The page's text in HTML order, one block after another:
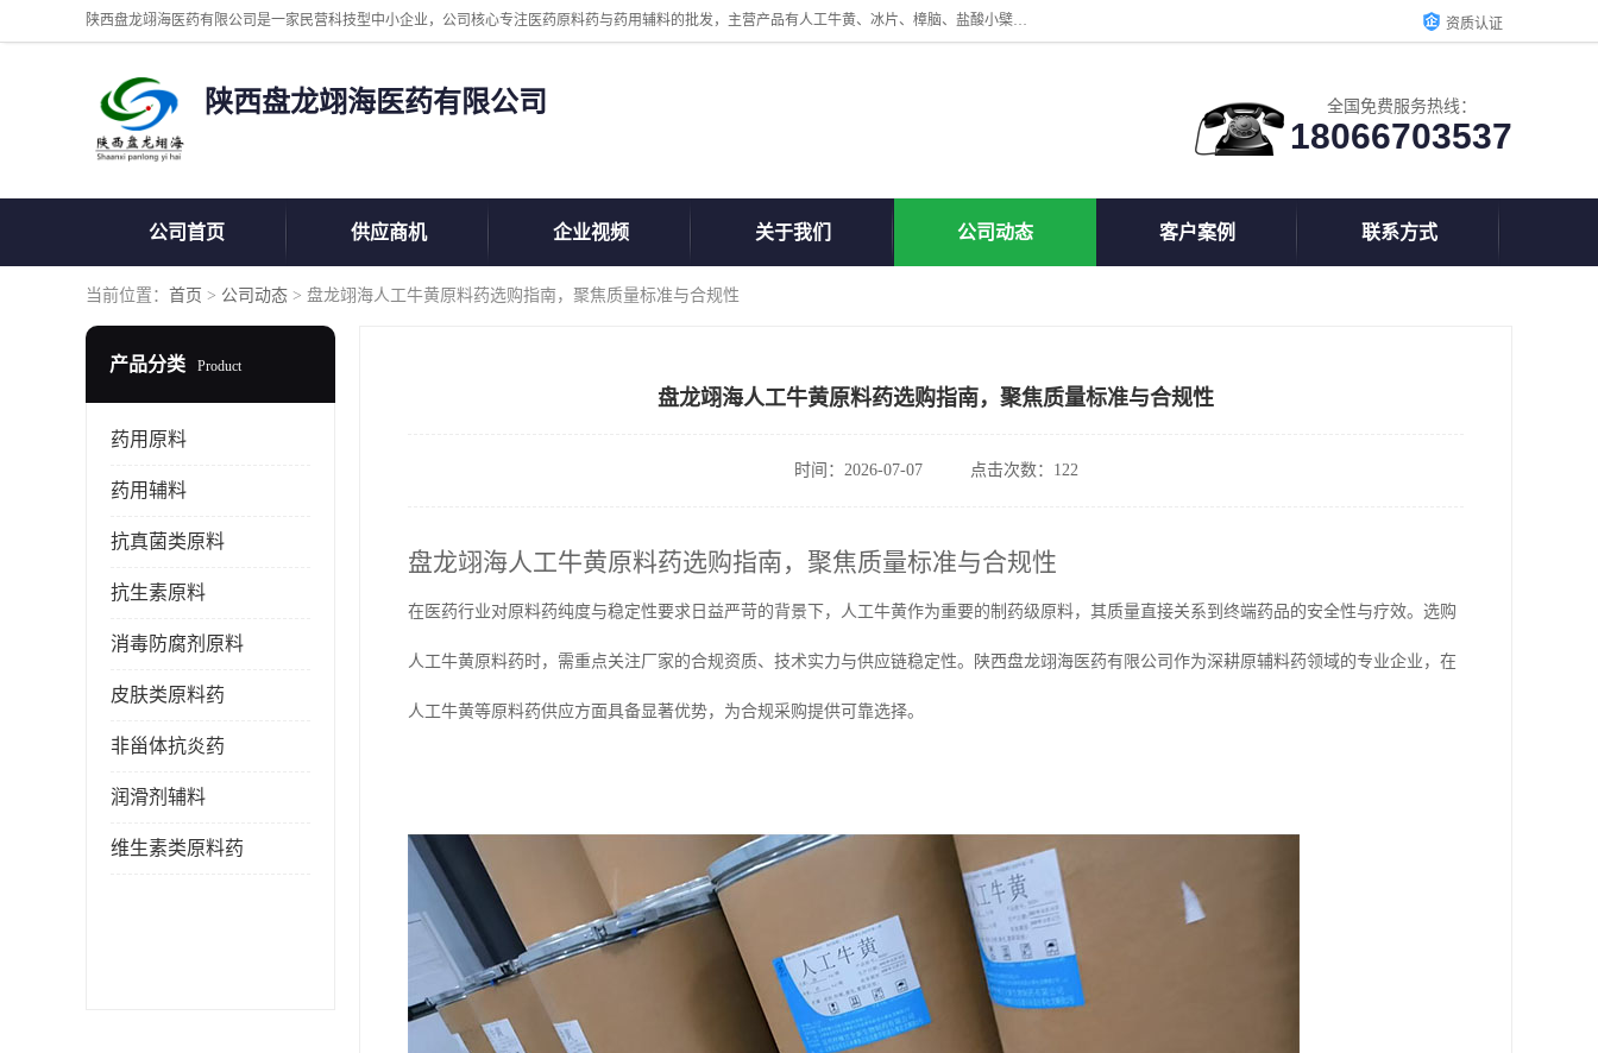
陕西盘龙翊海医药有限公司是一家民营科技型中小企业，公司核心专注医药原料药与药用辅料的批发，主营产品有人工牛黄、冰片、樟脑、盐酸小檗碱、氢氧化铝、枸橼酸喷托维林、甲硝唑、维生素B、维生素C、维生素E、克霉唑、利巴韦林、氯化铵等。 资质认证
陕西盘龙翊海医药有限公司 全国免费服务热线：
18066703537
公司首页 供应商机 企业视频 关于我们 公司动态 客户案例 联系方式
当前位置： 首页 > 公司动态 > 盘龙翊海人工牛黄原料药选购指南，聚焦质量标准与合规性
产品分类 Product
药用原料
药用辅料
抗真菌类原料
抗生素原料
消毒防腐剂原料
皮肤类原料药
非甾体抗炎药
润滑剂辅料
维生素类原料药
盘龙翊海人工牛黄原料药选购指南，聚焦质量标准与合规性
时间：2026-07-07 点击次数：122
盘龙翊海人工牛黄原料药选购指南，聚焦质量标准与合规性
在医药行业对原料药纯度与稳定性要求日益严苛的背景下，人工牛黄作为重要的制药级原料，其质量直接关系到终端药品的安全性与疗效。选购
人工牛黄原料药时，需重点关注厂家的合规资质、技术实力与供应链稳定性。陕西盘龙翊海医药有限公司作为深耕原辅料药领域的专业企业，在
人工牛黄等原料药供应方面具备显著优势，为合规采购提供可靠选择。